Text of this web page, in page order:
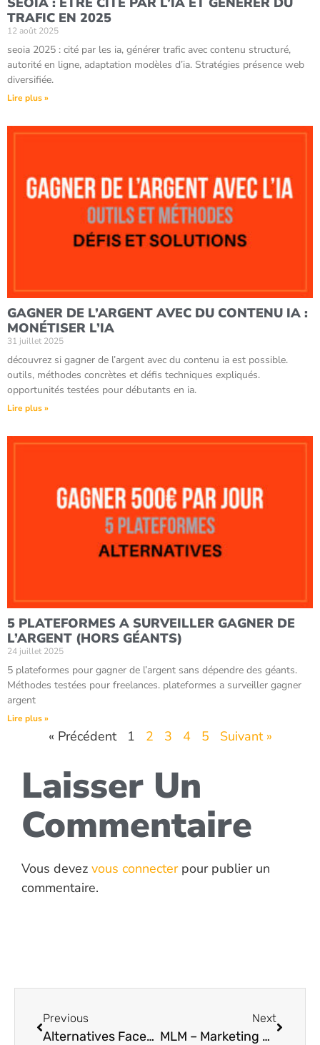
TRAFIC EN 2025
12 août 2025
seoia 2025 : cité par les ia, générer trafic avec contenu structuré,
autorité en ligne, adaptation modèles d’ia. Stratégies présence web
diversifiée.
Lire plus »
GAGNER DE L’ARGENT AVEC DU CONTENU IA :
MONÉTISER L’IA
31 juillet 2025
découvrez si gagner de l’argent avec du contenu ia est possible.
outils, méthodes concrètes et défis techniques expliqués.
opportunités testées pour débutants en ia.
Lire plus »
5 PLATEFORMES A SURVEILLER GAGNER DE
L’ARGENT (HORS GÉANTS)
24 juillet 2025
5 plateformes pour gagner de l’argent sans dépendre des géants.
Méthodes testées pour freelances. plateformes a surveiller gagner
argent
Lire plus »
« Précédent 1 2 3 4 5 Suivant »
Laisser Un
Commentaire
Vous devez vous connecterpour publier un
commentaire.
Previous
Alternatives Facebook : Top 5
Next
MLM – Marketing de Réseau